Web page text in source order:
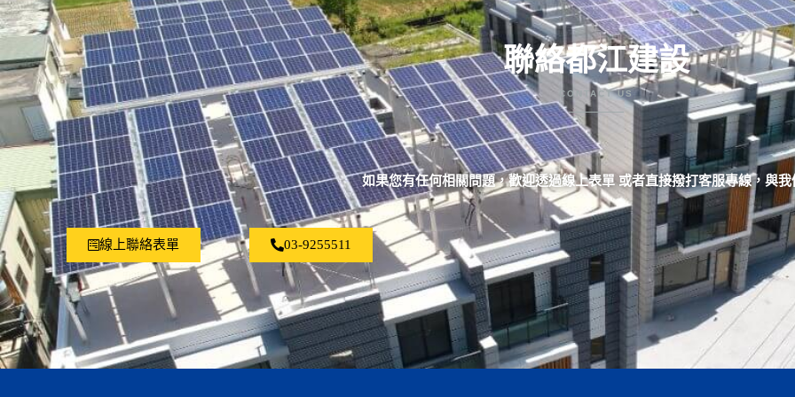
聯絡都江建設
CONTACT US
如果您有任何相關問題，歡迎透過線上表單 或者直接撥打客服專線，與我
線上聯絡表單 03-9255511